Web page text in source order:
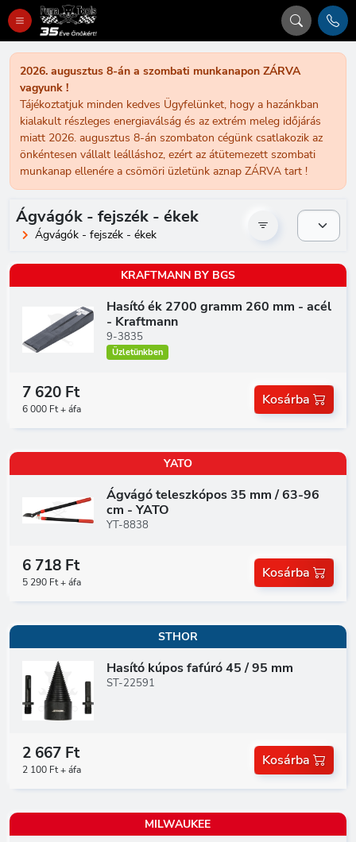
2026. augusztus 8-án a szombati munkanapon ZÁRVA
vagyunk !
Tájékoztatjuk minden kedves Ügyfelünket, hogy a hazánkban
kialakult részleges energiaválság és az extrém meleg időjárás
miatt 2026. augusztus 8-án szombaton cégünk csatlakozik az
önkéntesen vállalt leálláshoz, ezért az átütemezett szombati
munkanap ellenére a csömöri üzletünk aznap ZÁRVA tart !
Ágvágók - fejszék - ékek
Ágvágók - fejszék - ékek
KRAFTMANN BY BGS
Hasító ék 2700 gramm 260 mm - acél
- Kraftmann
9-3835
Üzletünkben
7 620 Ft
6 000 Ft + áfa
Kosárba
YATO
Ágvágó teleszkópos 35 mm / 63-96
cm - YATO
YT-8838
6 718 Ft
5 290 Ft + áfa
Kosárba
STHOR
Hasító kúpos fafúró 45 / 95 mm
ST-22591
2 667 Ft
2 100 Ft + áfa
Kosárba
MILWAUKEE